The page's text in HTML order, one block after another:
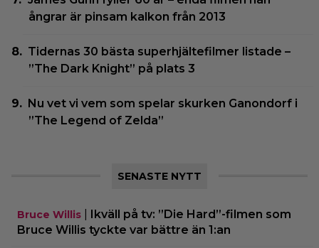
ångrar är pinsam kalkon från 2013
Tidernas 30 bästa superhjältefilmer listade –
”The Dark Knight” på plats 3
Nu vet vi vem som spelar skurken Ganondorf i
”The Legend of Zelda”
SENASTE NYTT
Bruce Willis
Ikväll på tv: ”Die Hard”-filmen som
Bruce Willis tyckte var bättre än 1:an